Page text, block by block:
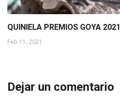
QUINIELA PREMIOS GOYA 2021
Feb 11, 2021
Dejar un comentario